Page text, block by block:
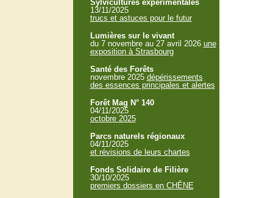
Sylvicultures expérimentales
13/11/2025
trucs et astuces pour le futur
Lumières sur le vivant
du 7 novembre au 27 avril 2026 une
exposition à Strasbourg
Santé des Forêts
novembre 2025 dépérissements
des essences principales et alertes
Forêt Mag N° 140
04/11/2025
octobre 2025
Parcs naturels régionaux
04/11/2025
et révisions de leurs chartes
Fonds Solidaire de Filière
30/10/2025
premiers dossiers en CHÊNE